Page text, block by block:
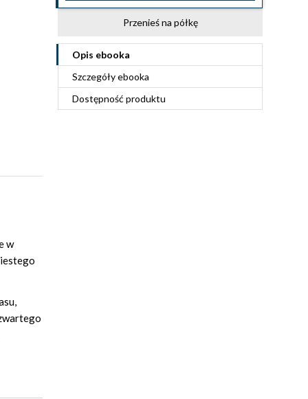
Przenieś na półkę
Opis ebooka
Szczegółyebooka
Dostępność produktu
w